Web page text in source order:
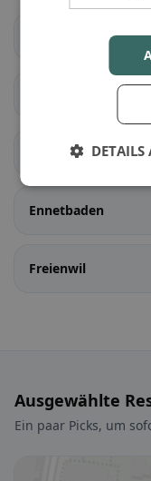
Oberentfelden
Unterentfelden
Bergdietikon
Ennetbaden
Freienwil
Ausgewählte
Ein paar Picks, um
DETAILS